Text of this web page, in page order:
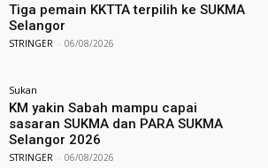
Tiga pemain KKTTA terpilih ke SUKMA
Selangor
STRINGER - 06/08/2026
Sukan
KM yakin Sabah mampu capai
sasaran SUKMA dan PARA SUKMA
Selangor 2026
STRINGER - 06/08/2026